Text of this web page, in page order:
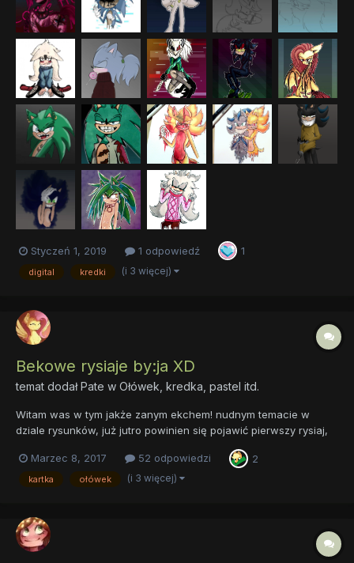
Styczeń 1, 2019 1 odpowiedź 1
digital kredki (i 3 więcej)
Bekowe rysiaje by:ja XD
temat dodałPate w Ołówek, kredka, pastel itd.
Witam was w tym jakże zanym ekchem! nudnym temacie w
dziale rysunków, już jutro powinien się pojawić pierwszy rysiaj,
nexta.Marzec 8, 2017 52 odpowiedzi 2
kartka ołówek (i 3 więcej)